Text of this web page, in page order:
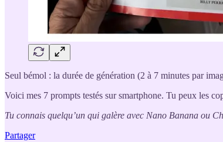
Seul bémol : la durée de génération (2 à 7 minutes par
Voici mes 7 prompts testés sur smartphone. Tu peux les
Tu connais quelqu’un qui galère avec Nano Banana ou
Partager